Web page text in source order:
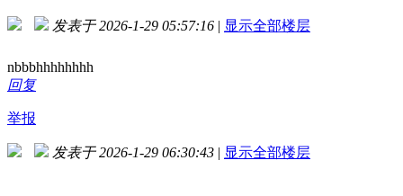
发表于 2026-1-29 05:57:16 | 显示全部楼层
nbbbhhhhhhhh
回复
举报
发表于 2026-1-29 06:30:43 | 显示全部楼层